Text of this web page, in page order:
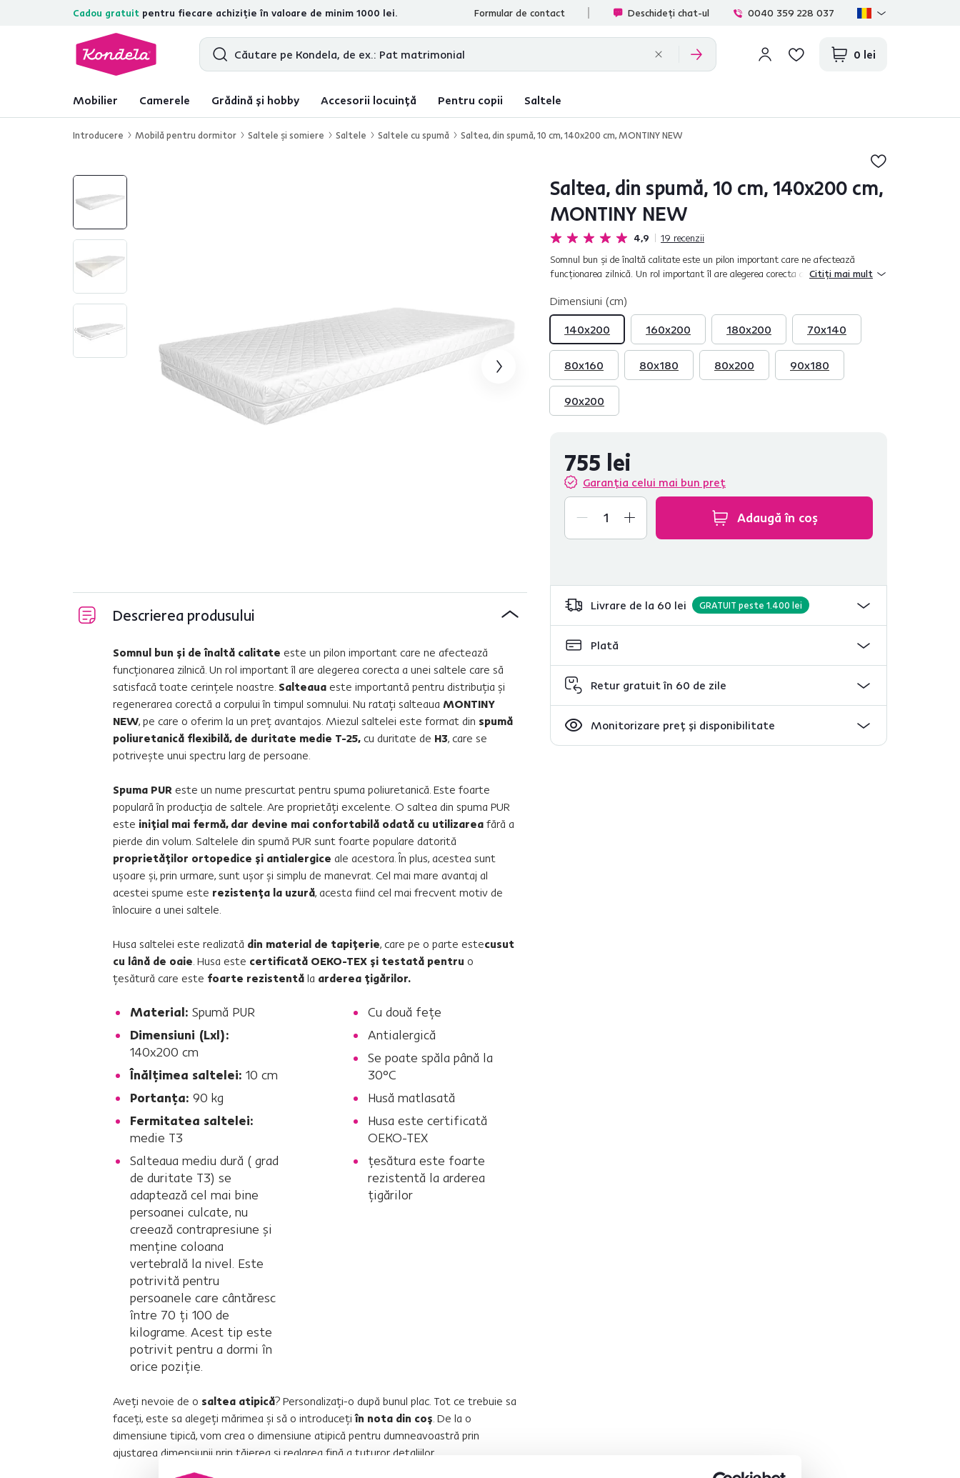
Cadou gratuit pentru fiecare achiziție în valoare de minim 1000 lei.
4,7 31.211recenzii de produs verificate Formular de contact Deschideți chat-ul 0040 359 228 037
0 lei
Mobilier Camerele Grădină și hobby Accesorii locuință Pentru copii Saltele
Introducere Mobilă pentru dormitor Saltele şi somiere Saltele Saltele cu spumă Saltea, din spumă, 10 cm, 140x200 cm, MONTINY NEW
Saltea, din spumă, 10 cm, 140x200 cm,
MONTINY NEW
4,9 19 recenzii
Somnul bun şi de înaltă calitate este un pilon important care ne afectează
funcţionarea zilnică. Un rol important îl are alegerea corecta a unei saltele care să
Citiți mai mult
Dimensiuni (cm)
140x200
160x200 180x200 70x140
80x160 80x180 80x200 90x180
90x200
755 lei
Garanția celui mai bun preț
Adaugă în coș
Livrare de la 60 lei GRATUIT peste 1.400 lei
Plată
Retur gratuit în 60 de zile
Monitorizare preț și disponibilitate
Descrierea produsului
Somnul bun şi de înaltă calitate este un pilon important care ne afectează
funcţionarea zilnică. Un rol important îl are alegerea corecta a unei saltele care să
satisfacă toate cerinţele noastre. Salteaua este importantă pentru distribuţia şi
regenerarea corectă a corpului în timpul somnului. Nu rataţi salteaua MONTINY
NEW, pe care o oferim la un preţ avantajos. Miezul saltelei este format din spumă
poliuretanică flexibilă, de duritate medie T-25, cu duritate de H3, care se
potriveşte unui spectru larg de persoane.
Spuma PUR este un nume prescurtat pentru spuma poliuretanică. Este foarte
populară în producţia de saltele. Are proprietăţi excelente. O saltea din spuma PUR
este iniţial mai fermă, dar devine mai confortabilă odată cu utilizarea fără a
pierde din volum. Saltelele din spumă PUR sunt foarte populare datorită
proprietăţilor ortopedice şi antialergice ale acestora. În plus, acestea sunt
uşoare şi, prin urmare, sunt uşor şi simplu de manevrat. Cel mai mare avantaj al
acestei spume este rezistenţa la uzură, acesta fiind cel mai frecvent motiv de
înlocuire a unei saltele.
Husa saltelei este realizată din material de tapiţerie, care pe o parte estecusut
cu lână de oaie. Husa este certificată OEKO-TEX şi testată pentru o
ţesătură care este foarte rezistentă la arderea ţigărilor.
Material: Spumă PUR
Dimensiuni (Lxl):
140x200 cm
Înălţimea saltelei: 10 cm
Portanţa: 90 kg
Fermitatea saltelei:
medie T3
Salteaua mediu dură ( grad
de duritate T3) se
adaptează cel mai bine
persoanei culcate, nu
creează contrapresiune şi
menţine coloana
vertebrală la nivel. Este
potrivită pentru
persoanele care cântăresc
între 70 ţi 100 de
kilograme. Acest tip este
potrivit pentru a dormi în
orice poziţie.
Cu două feţe
Antialergică
Se poate spăla până la
30°C
Husă matlasată
Husa este certificată
OEKO-TEX
ţesătura este foarte
rezistentă la arderea
ţigărilor
Aveţi nevoie de o saltea atipică? Personalizaţi-o după bunul plac. Tot ce trebuie sa
faceţi, este sa alegeţi mărimea şi să o introduceţiîn nota din coş. De la o
dimensiune tipică, vom crea o dimensiune atipică pentru dumneavoastră prin
ajustarea dimensiunii prin tăierea şi reglarea fină a tuturor detaliilor